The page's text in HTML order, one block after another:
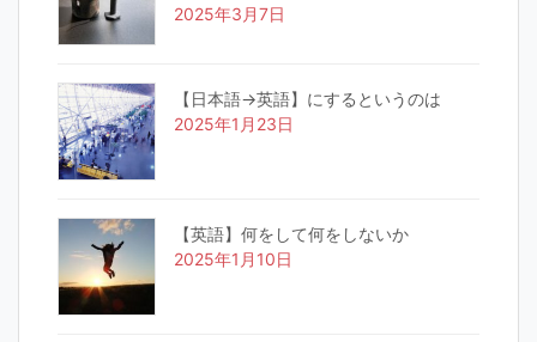
2025年3月7日
【日本語→英語】にするというのは
2025年1月23日
【英語】何をして何をしないか
2025年1月10日